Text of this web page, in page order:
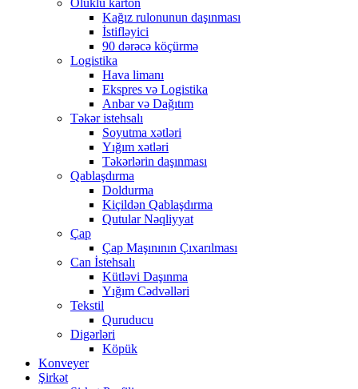
Oluklu karton
Kağız rulonunun daşınması
İstifləyici
90 dərəcə köçürmə
Logistika
Hava limanı
Ekspres və Logistika
Anbar və Dağıtım
Təkər istehsalı
Soyutma xətləri
Yığım xətləri
Təkərlərin daşınması
Qablaşdırma
Doldurma
Kiçildən Qablaşdırma
Qutular Nəqliyyat
Çap
Çap Maşınının Çıxarılması
Can İstehsalı
Kütləvi Daşınma
Yığım Cədvəlləri
Tekstil
Quruducu
Digərləri
Köpük
Konveyer
Şirkət